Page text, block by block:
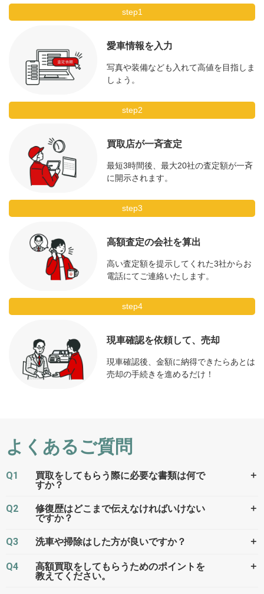
step1
愛車情報を入力
写真や装備なども入れて高値を目指しま
しょう。
step2
買取店が一斉査定
最短3時間後、最大20社の査定額が一斉
に開示されます。
step3
高額査定の会社を算出
高い査定額を提示してくれた3社からお
電話にてご連絡いたします。
step4
現車確認を依頼して、売却
現車確認後、金額に納得できたらあとは
売却の手続きを進めるだけ！
よくあるご質問
Q1
買取をしてもらう際に必要な書類は何で
すか？
＋
Q2
修復歴はどこまで伝えなければいけない
ですか？
＋
Q3 洗車や掃除はした方が良いですか？ ＋
Q4
高額買取をしてもらうためのポイントを
教えてください。
＋